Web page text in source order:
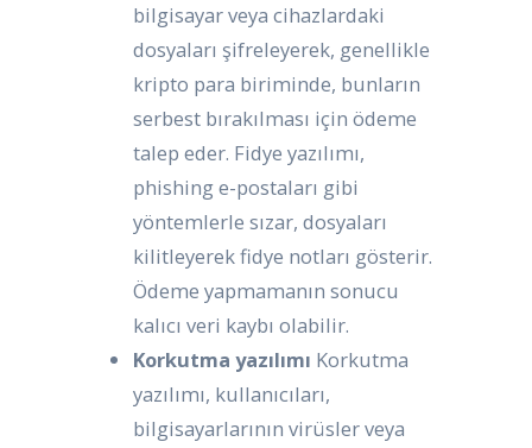
bilgisayar veya cihazlardaki
dosyaları şifreleyerek, genellikle
kripto para biriminde, bunların
serbest bırakılması için ödeme
talep eder. Fidye yazılımı,
phishing e-postaları gibi
yöntemlerle sızar, dosyaları
kilitleyerek fidye notları gösterir.
Ödeme yapmamanın sonucu
kalıcı veri kaybı olabilir.
Korkutma yazılımı Korkutma
yazılımı, kullanıcıları,
bilgisayarlarının virüsler veya